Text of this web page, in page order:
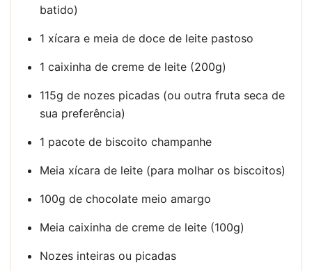
batido)
1 xícara e meia de doce de leite pastoso
1 caixinha de creme de leite (200g)
115g de nozes picadas (ou outra fruta seca de
sua preferência)
1 pacote de biscoito champanhe
Meia xícara de leite (para molhar os biscoitos)
100g de chocolate meio amargo
Meia caixinha de creme de leite (100g)
Nozes inteiras ou picadas